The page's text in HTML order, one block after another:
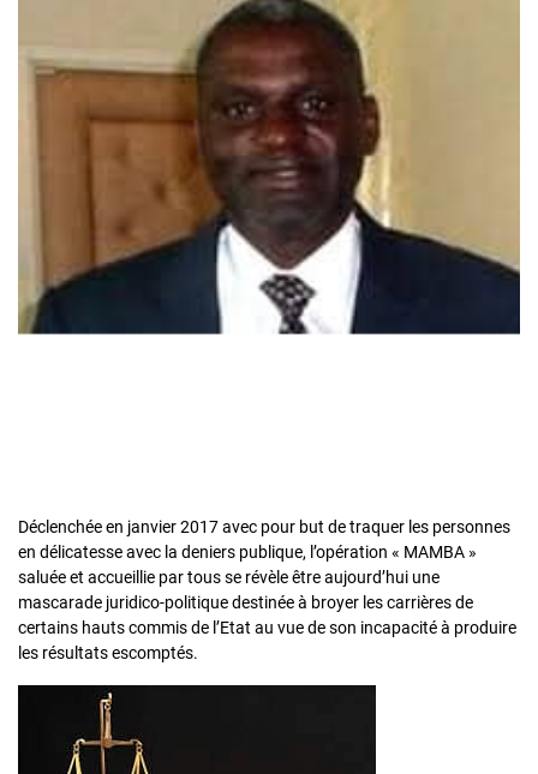
Déclenchée en janvier 2017 avec pour but de traquer les personnes
en délicatesse avec la deniers publique, l’opération « MAMBA »
saluée et accueillie par tous se révèle être aujourd’hui une
mascarade juridico-politique destinée à broyer les carrières de
certains hauts commis de l’Etat au vue de son incapacité à produire
les résultats escomptés.